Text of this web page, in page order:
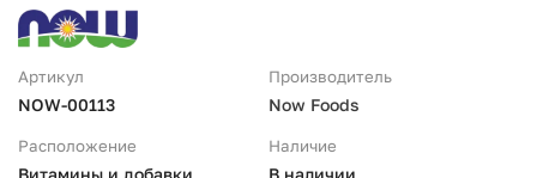
Артикул
NOW-00113
Производитель
Now Foods
Расположение
Витамины и добавки
Наличие
В наличии